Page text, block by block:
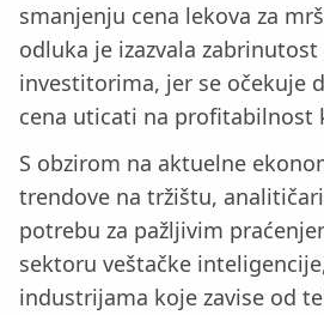
smanjenju cena lekova za
odluka je izazvala
investitorima, jer se očekuje
cena uticati na profitabilnost
S obzirom na aktuelne
trendove na tržištu,
potrebu za pažljivim
sektoru veštačke
industrijama koje zavise od